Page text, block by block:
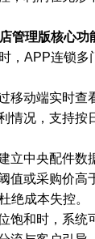
管理版核心功
，APP连锁多
移动端实时查
情况，支持按
立中央配件数
值或采购价高
绝成本失控。
饱和时，系统